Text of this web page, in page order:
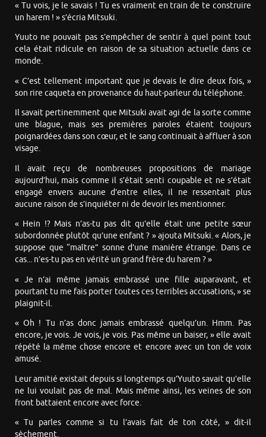
« Tu vois, je le savais ! Tu es vraiment en train de te construire
un harem ! » s’écria Mitsuki.
Yuuto ne pouvait pas s’empêcher de sentir à quel point tout
cela était ridicule en raison de sa situation actuelle dans ce
monde.
« C’est tellement important que je devais le dire deux fois, »
son rire caqueta en provenance du haut-parleur du téléphone.
Il savait pertinemment que Mitsuki avait agi de la sorte comme
une blague, mais ses premières paroles étaient toujours
poignardées dans son cœur, et le sang continuait à affluer à son
visage.
Il avait reçu de nombreuses propositions de mariage
aujourd’hui, mais comme il s’était senti coupable et ne s’était
engagé envers aucune d’entre elles, il ne ressentait plus
aucune raison de s’inquiéter ni de devoir les mentionner.
« Hein !? Mais n’as-tu pas dit qu’elle était une petite sœur
subordonnée plutôt qu’une enfant ? » ajouta Mitsuki. « Alors, je
suppose que “maître” sonne d’une manière étrange. Dans ce
cas... n’es-tu pas en vérité un grand frère du harem ? »
« Je n’ai même jamais embrassé une fille auparavant, et
pourtant tu me fais porter toutes ces terribles accusations, » se
plaignit-il.
« Oh ! Tu n’as donc jamais embrassé quelqu’un. Hmm. Pas
encore, je vois. Je vois, je vois. Pas même un baiser, » elle avait
répété la même chose encore et encore avec un ton de voix
amusé.
Leur amitié existait depuis si longtemps qu’Yuuto savait qu’elle
ne lui voulait pas de mal. Mais même ainsi, les veines de son
front battaient encore avec force.
« Tu parles comme si tu l’avais fait de ton côté, » dit-il
sèchement.